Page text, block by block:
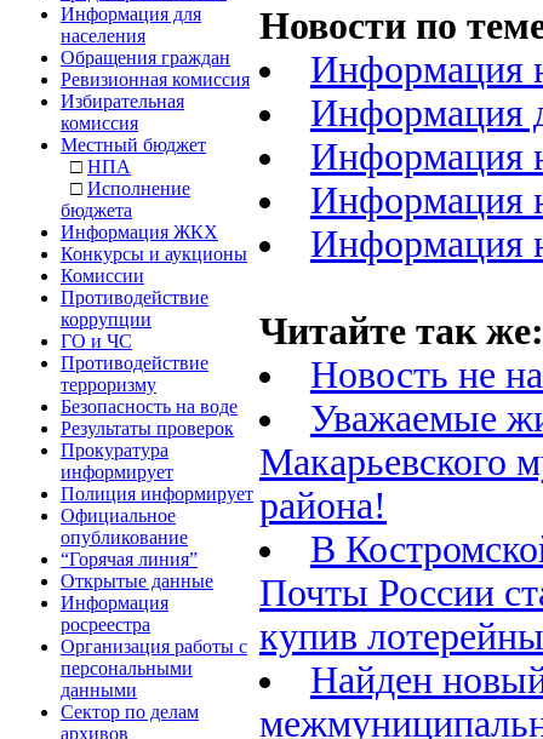
Информация для
населения
Обращения граждан
Ревизионная комиссия
Избирательная
комиссия
Местный бюджет
□ НПА
□ Исполнение
бюджета
Информация ЖКХ
Конкурсы и аукционы
Комиссии
Противодействие
коррупции
ГО и ЧС
Противодействие
терроризму
Безопасность на воде
Результаты проверок
Прокуратура
информирует
Полиция информирует
Официальное
опубликование
“Горячая линия”
Открытые данные
Информация
росреестра
Организация работы с
персональными
данными
Сектор по делам
архивов
Новости по
Информация
Информация
Информация
Информация
Информация
Читайте так же:
Новость не
Уважаемые
Макарьевского
района!
В
Почты России
купив
Найден